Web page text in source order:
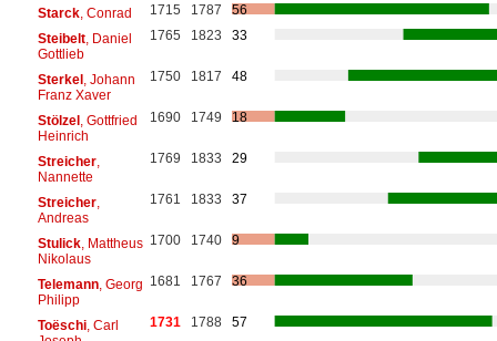
Starck, Conrad 1715 1787
56
Steibelt, Daniel
Gottlieb
1765 1823 33
Sterkel, Johann
Franz Xaver
1750 1817 48
Stölzel, Gottfried
Heinrich
1690 1749 18
Streicher,
Nannette
1769 1833 29
Streicher,
Andreas
1761 1833 37
Stulick, Mattheus
Nikolaus
1700 1740 9
Telemann, Georg
Philipp
1681 1767 36
Toëschi, Carl
1731 1788 57